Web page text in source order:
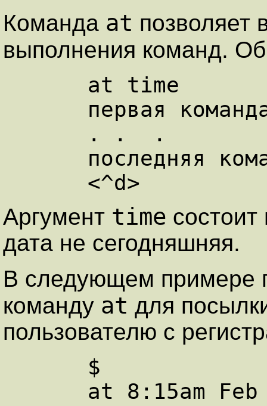
Команда at позволяет
выполнения команд.
Аргумент time
дата не сегодняшняя.
В следующем примере
команду at для
пользователю с